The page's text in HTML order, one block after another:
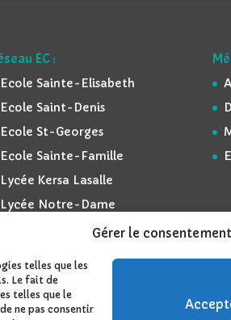
Gérer le
telles que les
Le fait de
telles que le
ne pas consentir
EC :
Ecole Sainte-Elisabeth
Ecole Saint-Denis
Ecole St-Georges
Ecole Sainte-Famille
Lycée Kersa Lasalle
Lycée Notre-Dame
WordPress